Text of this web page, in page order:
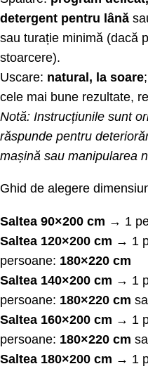
detergent pentru lână
sau turație minimă (dacă
stoarcere).
Uscare: natural, la soare
cele mai bune rezultate,
Notă: Instrucțiunile sunt
răspunde pentru
mașină sau manipularea
Ghid de alegere
Saltea 90×200 cm → 1
Saltea 120×200 cm → 1
persoane: 180×220 cm
Saltea 140×200 cm → 1
persoane: 180×220 cm
Saltea 160×200 cm → 1
persoane: 180×220 cm
Saltea 180×200 cm → 1